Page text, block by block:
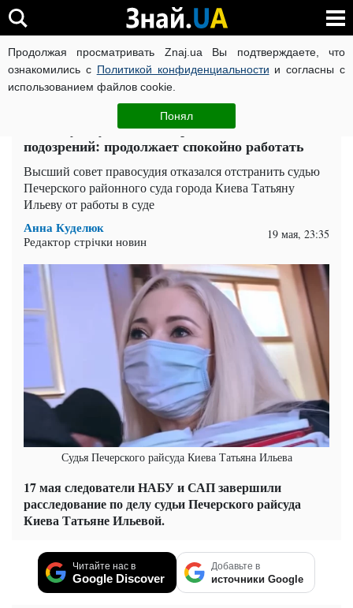
Продолжая просматривать Znaj.ua Вы подтверждаете, что
ознакомились с Политикой конфиденциальности и согласны с
использованием файлов cookie.
Понял
ВОЙНА РОССИИ ПРОТИВ УКРАИНЫ КОРОНАВИРУС В
ЧИТАТИ УКРАЇНСЬКОЮ
Киевскую судью не отстранили после
подозрений: продолжает спокойно работать
Высший совет правосудия отказался отстранить судью
Печерского районного суда города Киева Татьяну
Ильеву от работы в суде
Анна Куделюк
Редактор стрічки новин 19 мая, 23:35
Судья Печерского райсуда Киева Татьяна Ильева
17 мая следователи НАБУ и САП завершили
расследование по делу судьи Печерского райсуда
Киева Татьяне Ильевой.
Читайте нас в
Google Discover
Добавьте в
источники Google